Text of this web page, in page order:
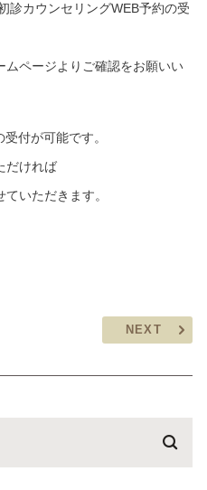
診カウンセリングWEB予約の受
ムページよりご確認をお願いい
付が可能です。
だければ
いただきます。
NEXT